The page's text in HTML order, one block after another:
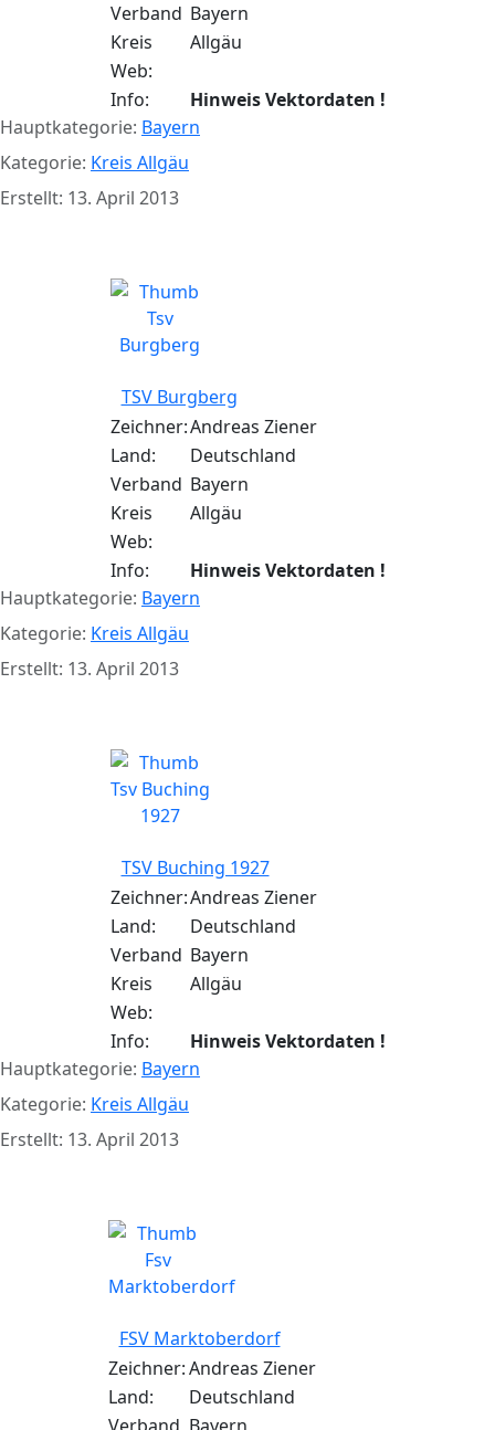
Verband Bayern
Kreis
Allgäu
Web:
Info:
Hinweis Vektordaten !
Hauptkategorie: Bayern
Kategorie: Kreis Allgäu
Erstellt: 13. April 2013
TSV Burgberg
Zeichner:Andreas Ziener
Land:
Deutschland
Verband Bayern
Kreis
Allgäu
Web:
Info:
Hinweis Vektordaten !
Hauptkategorie: Bayern
Kategorie: Kreis Allgäu
Erstellt: 13. April 2013
TSV Buching 1927
Zeichner:Andreas Ziener
Land:
Deutschland
Verband Bayern
Kreis
Allgäu
Web:
Info:
Hinweis Vektordaten !
Hauptkategorie: Bayern
Kategorie: Kreis Allgäu
Erstellt: 13. April 2013
FSV Marktoberdorf
Zeichner:Andreas Ziener
Land:
Deutschland